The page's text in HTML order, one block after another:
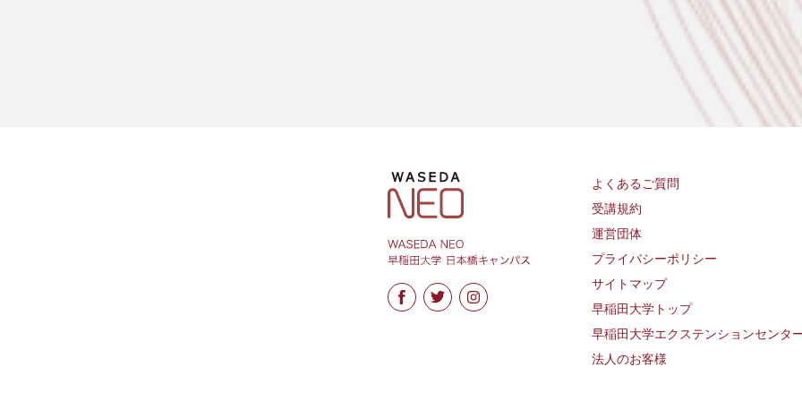
よくあるご質問
受講規約
運営団体
プライバシーポリシー
サイトマップ
早稲田大学トップ
早稲田大学エクステンションセンタ
法人のお客様